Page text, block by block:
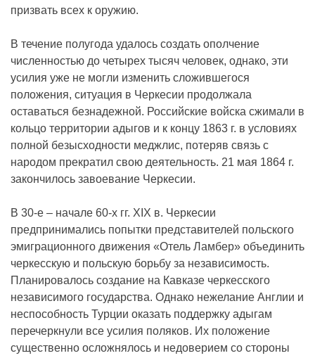
призвать всех к оружию.
В течение полугода удалось создать ополчение
численностью до четырех тысяч человек, однако, эти
усилия уже не могли изменить сложившегося
положения, ситуация в Черкесии продолжала
оставаться безнадежной. Российские войска сжимали в
кольцо территории адыгов и к концу 1863 г. в условиях
полной безысходности меджлис, потеряв связь с
народом прекратил свою деятельность. 21 мая 1864 г.
закончилось завоевание Черкесии.
В 30-е – начале 60-х гг. XIX в. Черкесии
предпринимались попытки представителей польского
эмиграционного движения «Отель Ламбер» объединить
черкесскую и польскую борьбу за независимость.
Планировалось создание на Кавказе черкесского
независимого государства. Однако нежелание Англии и
неспособность Турции оказать поддержку адыгам
перечеркнули все усилия поляков. Их положение
существенно осложнялось и недоверием со стороны